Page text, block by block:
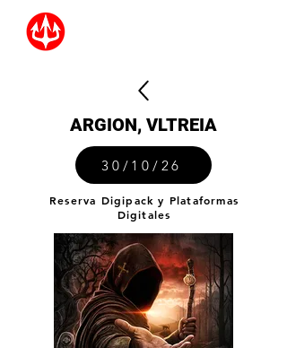
ARGION, VLTREIA
30/10/26
Reserva Digipack y Plataformas
Digitales